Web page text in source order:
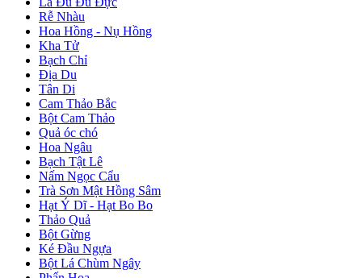
Rễ Nhàu
Hoa Hồng - Nụ Hồng
Kha Tử
Bạch Chỉ
Địa Du
Tân Di
Cam Thảo Bắc
Bột Cam Thảo
Quả óc chó
Hoa Ngâu
Bạch Tật Lê
Nấm Ngọc Cẩu
Trà Sơn Mật Hồng Sâm
Hạt Ý Dĩ - Hạt Bo Bo
Thảo Quả
Bột Gừng
Ké Đầu Ngựa
Bột Lá Chùm Ngây